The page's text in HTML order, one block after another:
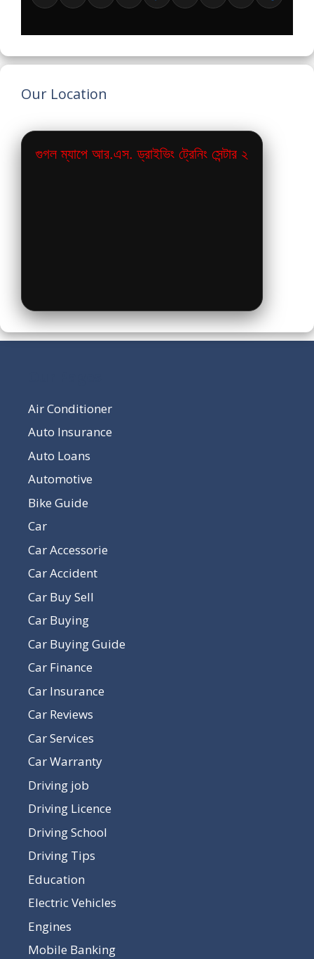
Our Location
গুগল ম্যাপে আর.এস. ড্রাইভিং ট্রেনিং সেন্টার ২
Air Conditioner
Auto Insurance
Auto Loans
Automotive
Bike Guide
Car
Car Accessorie
Car Accident
Car Buy Sell
Car Buying
Car Buying Guide
Car Finance
Car Insurance
Car Reviews
Car Services
Car Warranty
Driving job
Driving Licence
Driving School
Driving Tips
Education
Electric Vehicles
Engines
Mobile Banking